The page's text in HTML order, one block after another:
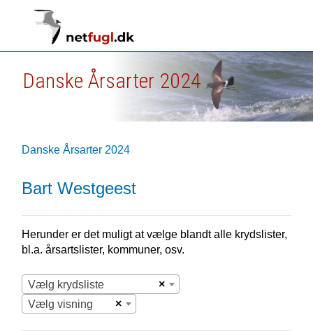
Danske Årsarter 2024
Danske Årsarter 2024
Bart Westgeest
Herunder er det muligt at vælge blandt alle krydslister,
bl.a. årsartslister, kommuner, osv.
×
Vælg krydsliste
×
Vælg visning